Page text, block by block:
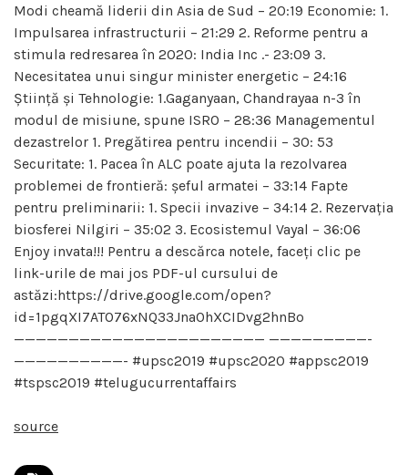
Modi cheamă liderii din Asia de Sud – 20:19 Economie: 1.
Impulsarea infrastructurii – 21:29 2. Reforme pentru a
stimula redresarea în 2020: India Inc .- 23:09 3.
Necesitatea unui singur minister energetic – 24:16
Știință și Tehnologie: 1.Gaganyaan, Chandrayaa n-3 în
modul de misiune, spune ISRO – 28:36 Managementul
dezastrelor 1. Pregătirea pentru incendii – 30: 53
Securitate: 1. Pacea în ALC poate ajuta la rezolvarea
problemei de frontieră: șeful armatei – 33:14 Fapte
pentru preliminarii: 1. Specii invazive – 34:14 2. Rezervația
biosferei Nilgiri – 35:02 3. Ecosistemul Vayal – 36:06
Enjoy invata!!! Pentru a descărca notele, faceți clic pe
link-urile de mai jos PDF-ul cursului de
astăzi:https://drive.google.com/open?
id=1pgqXI7ATO76xNQ33Jna0hXCIDvg2hnBo
——————————————————————— —————————-
——————————- #upsc2019 #upsc2020 #appsc2019
#tspsc2019 #telugucurrentaffairs
source